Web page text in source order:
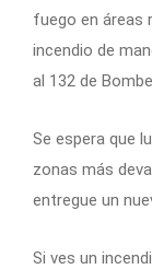
fuego en áreas
incendio de
al 132 de
Se espera que
zonas más
entregue un
Si ves un